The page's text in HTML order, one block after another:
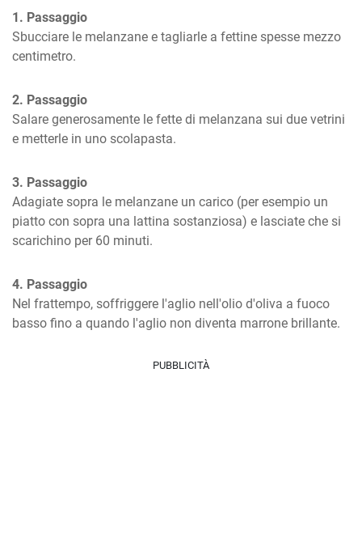
1. Passaggio
Sbucciare le melanzane e tagliarle a fettine spesse mezzo
centimetro.
2. Passaggio
Salare generosamente le fette di melanzana sui due vetrini
e metterle in uno scolapasta.
3. Passaggio
Adagiate sopra le melanzane un carico (per esempio un
piatto con sopra una lattina sostanziosa) e lasciate che si
scarichino per 60 minuti.
4. Passaggio
Nel frattempo, soffriggere l'aglio nell'olio d'oliva a fuoco
basso fino a quando l'aglio non diventa marrone brillante.
PUBBLICITÀ